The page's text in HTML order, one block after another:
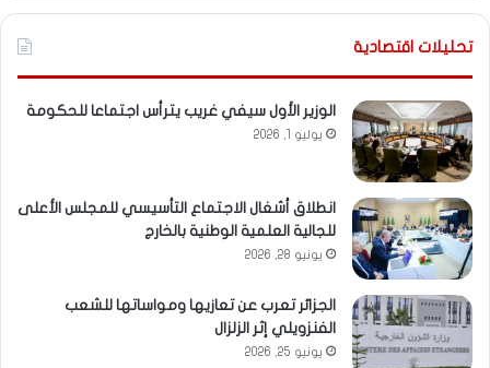
تحليلات اقتصادية
الوزير الأول سيفي غريب يترأس اجتماعا للحكومة
يوليو 1, 2026
انطلاق أشغال الاجتماع التأسيسي للمجلس الأعلى
للجالية العلمية الوطنية بالخارج
يونيو 28, 2026
الجزائر تعرب عن تعازيها ومواساتها للشعب
الفنزويلي إثر الزلزال
يونيو 25, 2026